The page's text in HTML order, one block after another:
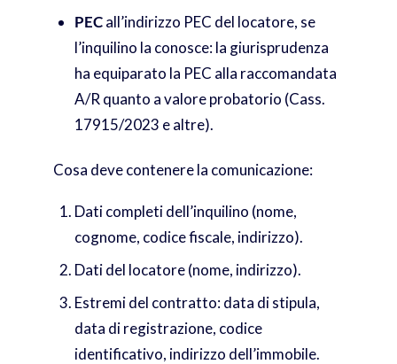
PECall’indirizzo PEC del locatore, se
l’inquilino la conosce: la giurisprudenza
ha equiparato la PEC alla raccomandata
A/R quanto a valore probatorio (Cass.
17915/2023 e altre).
Cosa deve contenere la comunicazione:
Dati completi dell’inquilino (nome,
cognome, codice fiscale, indirizzo).
Dati del locatore (nome, indirizzo).
Estremi del contratto: data di stipula,
data di registrazione, codice
identificativo, indirizzo dell’immobile.